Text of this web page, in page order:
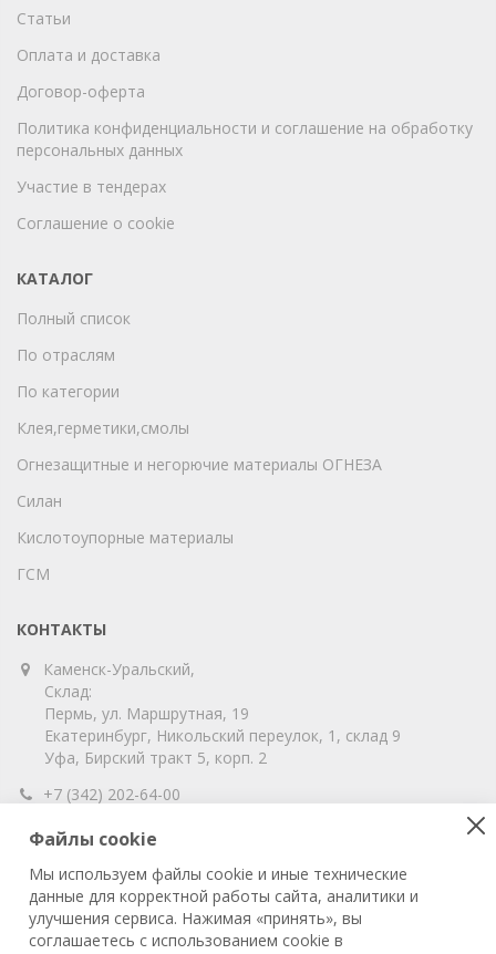
Статьи
Оплата и доставка
Договор-оферта
Политика конфиденциальности и соглашение на обработку
персональных данных
Участие в тендерах
Соглашение о cookie
КАТАЛОГ
Полный список
По отраслям
По категории
Клея,герметики,смолы
Огнезащитные и негорючие материалы ОГНЕЗА
Силан
Кислотоупорные материалы
ГСМ
КОНТАКТЫ
Каменск-Уральский,
Склад:
Пермь, ул. Маршрутная, 19
Екатеринбург, Никольский переулок, 1, склад 9
Уфа, Бирский тракт 5, корп. 2
+7 (342) 202-64-00
info@vitahim-perm.ru
ООО «ВитаХим Пермь»
ОГРН: 1115905003059
ИНН/КПП: 5905285619/590501001
Файлы cookie
Мы используем файлы cookie и иные технические
данные для корректной работы сайта, аналитики и
улучшения сервиса. Нажимая «принять», вы
соглашаетесь с использованием cookie в